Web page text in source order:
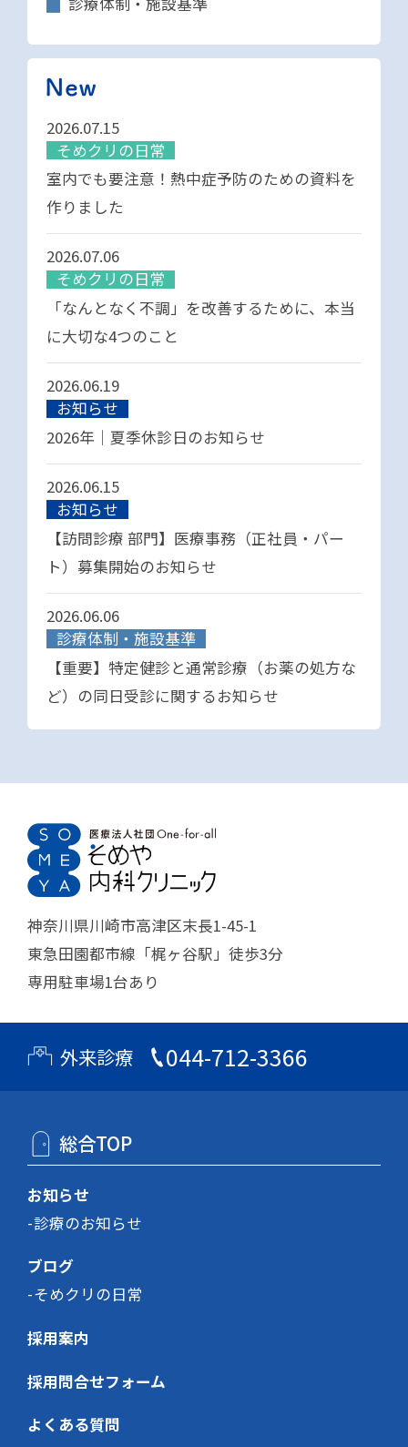
2026.07.15
そめクリの日常
室内でも要注意！熱中症予防のための資料を
作りました
2026.07.06
そめクリの日常
「なんとなく不調」を改善するために、本当
に大切な4つのこと
2026.06.19
お知らせ
2026年｜夏季休診日のお知らせ
2026.06.15
お知らせ
【訪問診療 部門】医療事務（正社員・パー
ト）募集開始のお知らせ
2026.06.06
診療体制・施設基準
【重要】特定健診と通常診療（お薬の処方な
ど）の同日受診に関するお知らせ
神奈川県川崎市高津区末長1-45-1
東急田園都市線「梶ヶ谷駅」徒歩3分
専用駐車場1台あり
外来診療 044-712-3366
総合TOP
お知らせ
診療のお知らせ
ブログ
そめクリの日常
採用案内
採用問合せフォーム
よくある質問